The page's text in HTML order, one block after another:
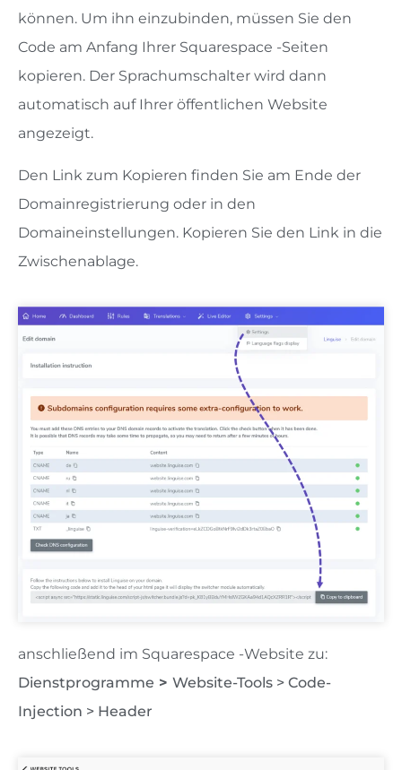
können. Um ihn einzubinden, müssen Sie den
Code am Anfang Ihrer Squarespace -Seiten
kopieren. Der Sprachumschalter wird dann
automatisch auf Ihrer öffentlichen Website
angezeigt.
Den Link zum Kopieren finden Sie am Ende der
Domainregistrierung oder in den
Domaineinstellungen. Kopieren Sie den Link in die
Zwischenablage.
anschließend im Squarespace -Website zu:
Dienstprogramme > Website-Tools > Code-
Injection > Header